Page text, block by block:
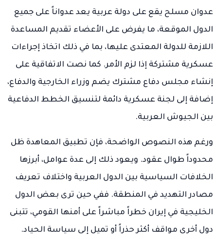
عدوان مسلح يقع على دولة عربية يعد عدواناً على جميع
الدول الموقعة، ما يفرض على الأعضاء تقديم المساعدة
اللازمة للدولة المعتدى عليها، بما في ذلك اتخاذ إجراءات
عسكرية مشتركة إذا لزم الأمر. كما نصت الاتفاقية على
إنشاء مجلس دفاع مشترك يضم وزراء الخارجية والدفاع،
إضافة إلى لجنة عسكرية دائمة لتنسيق الخطط الدفاعية
بين الجيوش العربية.
ورغم هذه النصوص الواضحة، فإن تطبيق المعاهدة ظل
محدوداً طوال عقود. ويعود ذلك إلى عدة عوامل، أبرزها
الخلافات السياسية بين الدول العربية واختلاف تعريف
مصادر التهديد في المنطقة. ففي حين ترى بعض الدول
الخليجية في إيران خطراً مباشراً على أمنها القومي، تتبنى
دول أخرى مواقف أكثر حذراً أو تميل إلى سياسة الحياد.